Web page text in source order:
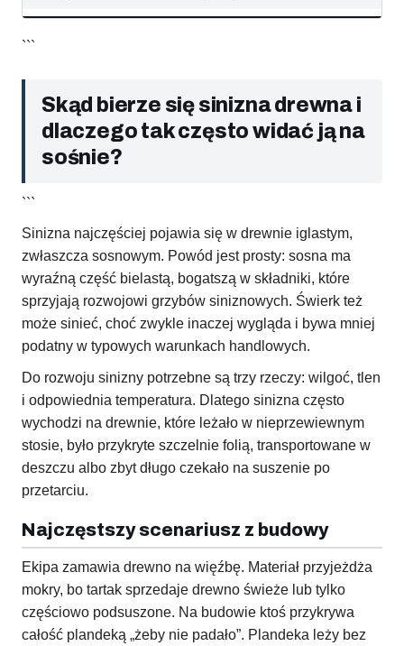
```
Skąd bierze się sinizna drewna i
dlaczego tak często widać ją na
sośnie?
```
Sinizna najczęściej pojawia się w drewnie iglastym,
zwłaszcza sosnowym. Powód jest prosty: sosna ma
wyraźną część bielastą, bogatszą w składniki, które
sprzyjają rozwojowi grzybów siniznowych. Świerk też
może sinieć, choć zwykle inaczej wygląda i bywa mniej
podatny w typowych warunkach handlowych.
Do rozwoju sinizny potrzebne są trzy rzeczy: wilgoć, tlen
i odpowiednia temperatura. Dlatego sinizna często
wychodzi na drewnie, które leżało w nieprzewiewnym
stosie, było przykryte szczelnie folią, transportowane w
deszczu albo zbyt długo czekało na suszenie po
przetarciu.
Najczęstszy scenariusz z budowy
Ekipa zamawia drewno na więźbę. Materiał przyjeżdża
mokry, bo tartak sprzedaje drewno świeże lub tylko
częściowo podsuszone. Na budowie ktoś przykrywa
całość plandeką „żeby nie padało”. Plandeka leży bez